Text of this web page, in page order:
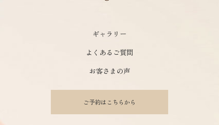
ギャラリー
よくあるご質問
お客さまの声
ご予約はこちらから